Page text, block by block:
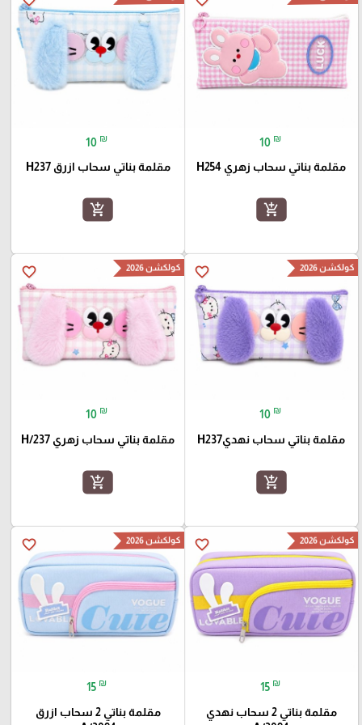
10 ₪
مقلمة بناتي سحاب زهري H254
add_shopping_cart
10 ₪
مقلمة بناتي سحاب ازرق H237
add_shopping_cart
favorite_border كولكشن 2026
10 ₪
مقلمة بناتي سحاب نهديH237
add_shopping_cart
favorite_border كولكشن 2026
10 ₪
مقلمة بناتي سحاب زهري H/237
add_shopping_cart
favorite_border كولكشن 2026
15 ₪
مقلمة بناتي 2 سحاب نهدي
favorite_border كولكشن 2026
15 ₪
مقلمة بناتي 2 سحاب ازرق